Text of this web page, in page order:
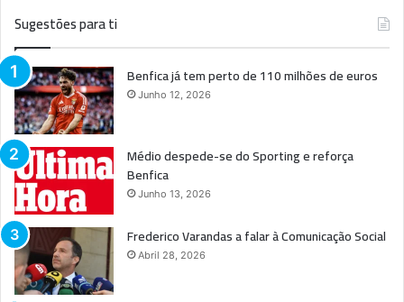
Sugestões para ti
Benfica já tem perto de 110 milhões de euros
Junho 12, 2026
Médio despede-se do Sporting e reforça
Benfica
Junho 13, 2026
Frederico Varandas a falar à Comunicação Social
Abril 28, 2026